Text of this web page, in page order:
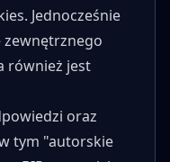
Jednocześnie
zewnętrznego
również jest
oraz
tym "autorskie